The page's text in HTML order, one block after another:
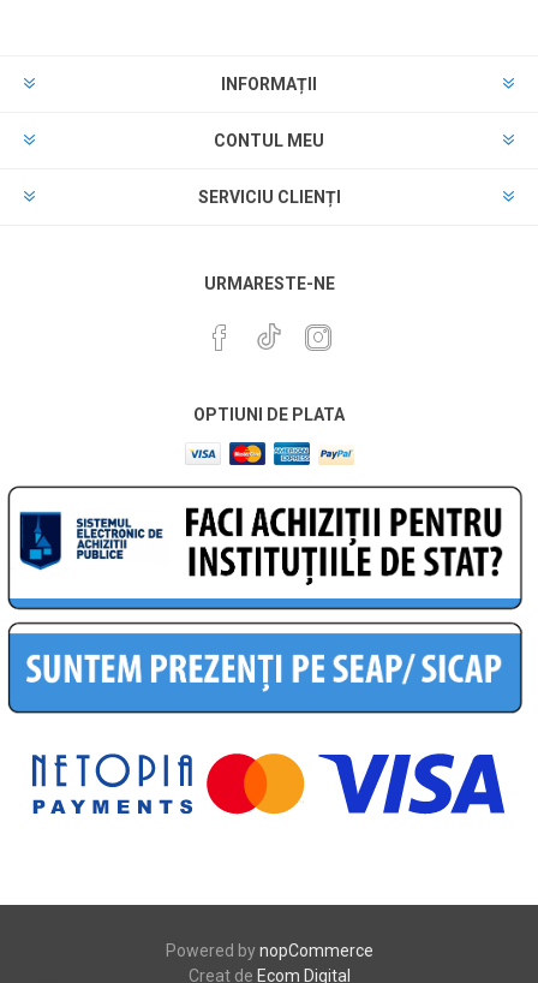
INFORMAȚII
CONTUL MEU
SERVICIU CLIENȚI
URMARESTE-NE
OPTIUNI DE PLATA
Powered bynopCommerce
Creat de Ecom Digital